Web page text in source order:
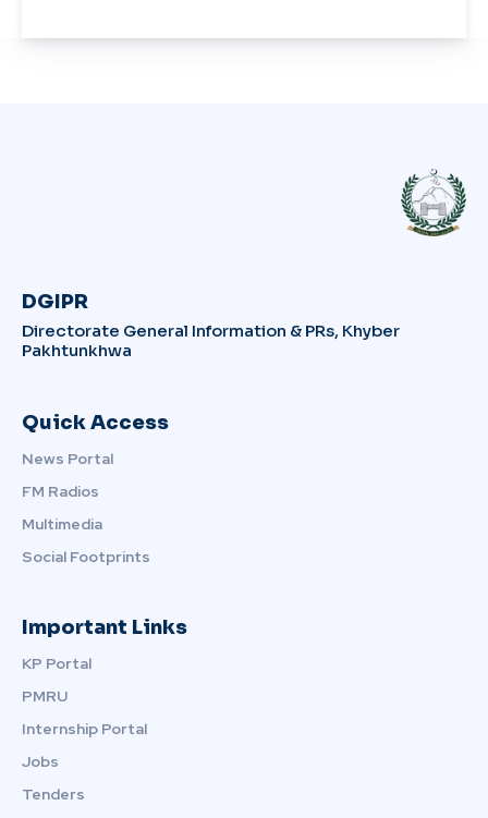
DGIPR
Directorate General Information & PRs, Khyber
Pakhtunkhwa
Quick Access
News Portal
FM Radios
Multimedia
Social Footprints
Important Links
KP Portal
PMRU
Internship Portal
Jobs
Tenders